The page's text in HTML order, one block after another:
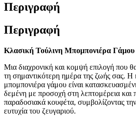
Περιγραφή
Περιγραφή
Κλασική Τούλινη Μπομπονιέρα Γάμου
Μια διαχρονική και κομψή επιλογή που
τη σημαντικότερη ημέρα της ζωής σας. Η
μπομπονιέρα γάμου είναι
δεμένη με προσοχή στη λεπτομέρεια και
παραδοσιακά κουφέτα, συμβολίζοντας
ευτυχία του ζευγαριού.